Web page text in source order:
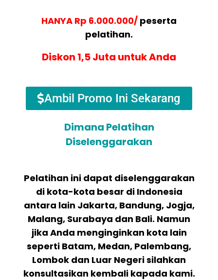
HANYA Rp 6.000.000/ peserta
pelatihan.
Diskon 1,5 Juta untuk Anda
Ambil Promo Ini Sekarang
Dimana Pelatihan
Diselenggarakan
Pelatihan ini dapat diselenggarakan
di kota-kota besar di Indonesia
antara lain Jakarta, Bandung, Jogja,
Malang, Surabaya dan Bali. Namun
jika Anda menginginkan kota lain
seperti Batam, Medan, Palembang,
Lombok dan Luar Negeri silahkan
konsultasikan kembali kapada kami.